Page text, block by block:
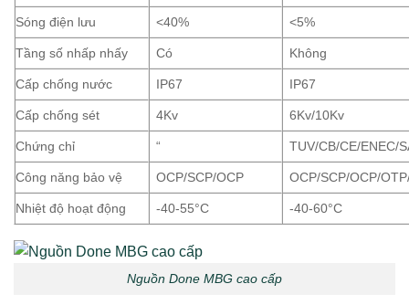
Sóng điện lưu <40% <5%
Tầng số nhấp nhấy Có Không
Cấp chống nước IP67 IP67
Cấp chống sét 4Kv 6Kv/10Kv
Chứng chỉ “ TUV/CB/CE/ENEC/
Công năng bảo vệ OCP/SCP/OCP OCP/SCP/OCP/
Nhiệt độ hoạt động -40-55°C -40-60°C
Nguồn Done MBG cao cấp